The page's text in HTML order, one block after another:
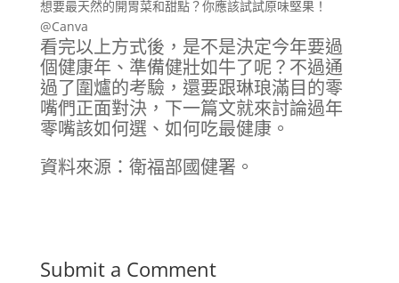
想要最天然的開胃菜和甜點？你應該試試原味堅果！
@Canva
看完以上方式後，是不是決定今年要過
個健康年、準備健壯如牛了呢？不過通
過了圍爐的考驗，還要跟琳琅滿目的零
嘴們正面對決，下一篇文就來討論過年
零嘴該如何選、如何吃最健康。
資料來源：衛福部國健署。
Submit a Comment